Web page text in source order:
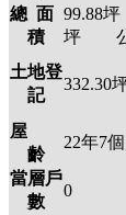
總 面
積
99.88
坪 公
土地登
記
332.30
屋
齡
22年7個
當層戶
數
0